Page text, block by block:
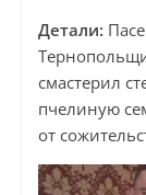
Детали:
смастерил
пчелиную
от